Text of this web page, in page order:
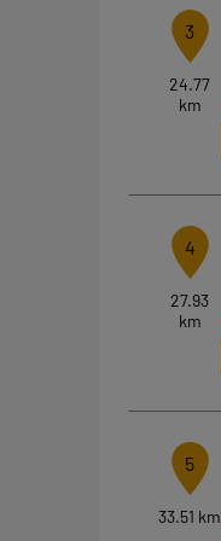
3
24.77
km
4
27.93
km
5
33.51 km